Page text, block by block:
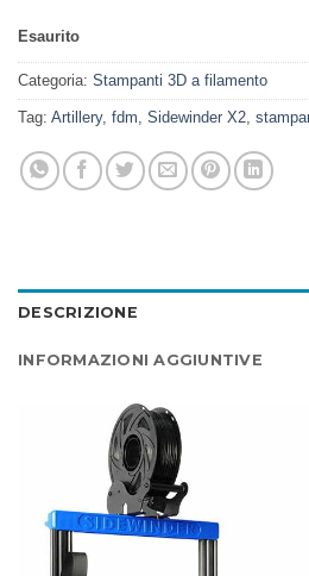
Esaurito
Categoria: Stampanti 3D a filamento
Tag: Artillery, fdm Sidewinder X2
DESCRIZIONE
INFORMAZIONI AGGIUNTIVE